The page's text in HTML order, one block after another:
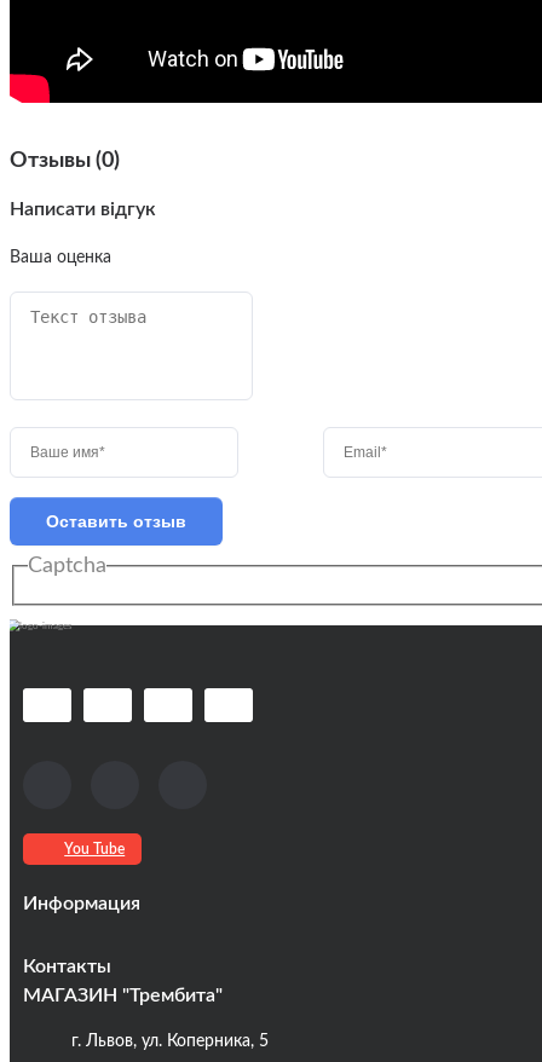
Отзывы (0)
Написати відгук
Ваша оценка
Оставить отзыв
Captcha
You Tube
Информация
Контакты
Контакты
МАГАЗИН "Трембита"
г. Львов, ул. Коперника, 5